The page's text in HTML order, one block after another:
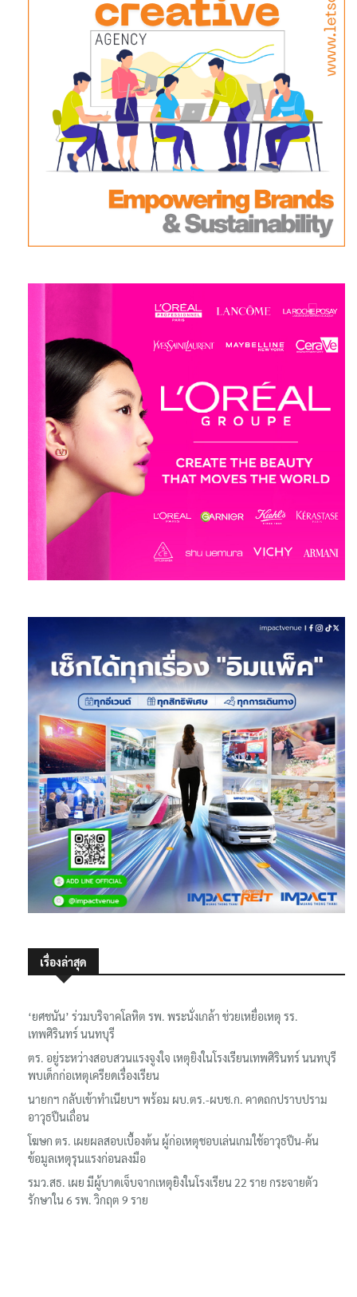
เรื่องล่าสุด
‘ยศชนัน’ ร่วมบริจาคโลหิต รพ. พระนั่งเกล้า ช่วยเหยื่อเหตุ รร.
เทพศิรินทร์ นนทบุรี
ตร. อยู่ระหว่างสอบสวนแรงจูงใจ เหตุยิงในโรงเรียนเทพศิรินทร์ นนทบุรี
พบเด็กก่อเหตุเครียดเรื่องเรียน
นายกฯ กลับเข้าทำเนียบฯ พร้อม ผบ.ตร.-ผบช.ก. คาดถกปราบปราม
อาวุธปืนเถื่อน
โฆษก ตร. เผยผลสอบเบื้องต้น ผู้ก่อเหตุชอบเล่นเกมใช้อาวุธปืน-ค้น
ข้อมูลเหตุรุนแรงก่อนลงมือ
รมว.สธ. เผย มีผู้บาดเจ็บจากเหตุยิงในโรงเรียน 22 ราย กระจายตัว
รักษาใน 6 รพ. วิกฤต 9 ราย